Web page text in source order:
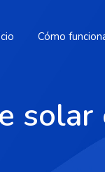
Cómo
solar